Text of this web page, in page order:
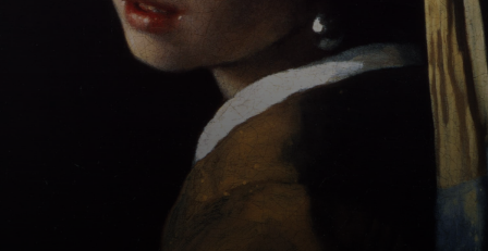
a essência da vida
cotidiana e da
natureza em
momentos de